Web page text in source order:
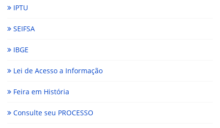
IPTU
SEIFSA
IBGE
Lei de Acesso a Informação
Feira em História
Consulte seu PROCESSO